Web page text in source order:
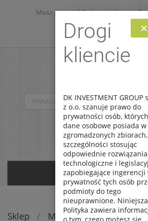
Skip to
Masz pytanie? Zadzwoń do nas!
Zaloguj
Sklep / Modele do sklejania /
Drogi
kliencie
×
DK INVESTMENT GROUP
z o.o. szanuje prawo do
prywatności osób, których
dane osobowe posiada w
zgromadzonych
szczególności stosując
odpowiednie rozwiązania
technologiczne i
zapobiegające ingerencji
prywatność tych osób
podmioty do tego
nieuprawnione. Niniejsza
Polityka zawiera